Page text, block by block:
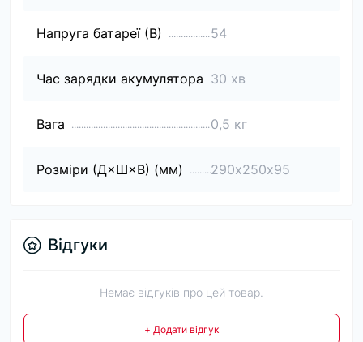
Напруга батареї (В) 54
Час зарядки акумулятора 30 хв
Вага 0,5 кг
Розміри (Д×Ш×В) (мм) 290х250х95
Відгуки
Немає відгуків про цей товар.
+ Додати відгук